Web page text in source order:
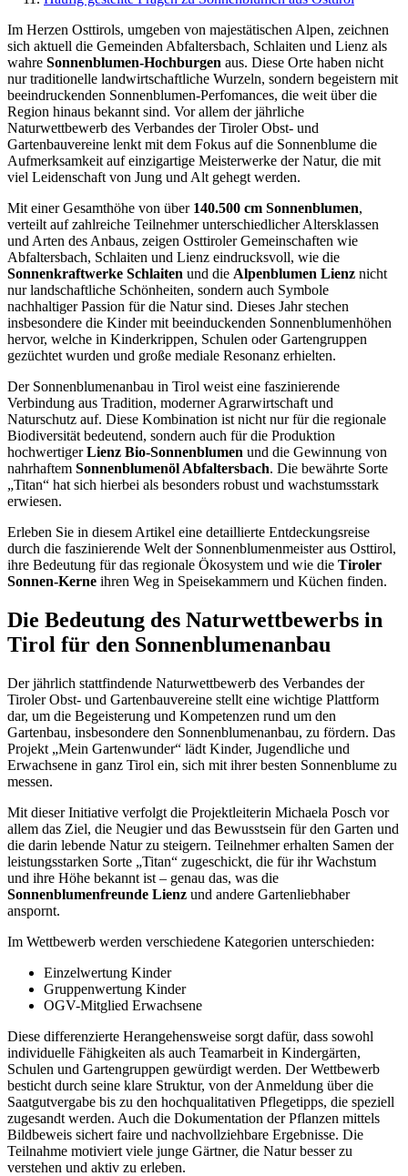
Im Herzen Osttirols, umgeben von majestätischen Alpen, zeichnen
sich aktuell die Gemeinden Abfaltersbach, Schlaiten und Lienz als
wahre Sonnenblumen-Hochburgen aus. Diese Orte haben nicht
nur traditionelle landwirtschaftliche Wurzeln, sondern begeistern mit
beeindruckenden Sonnenblumen-Perfomances, die weit über die
Region hinaus bekannt sind. Vor allem der jährliche
Naturwettbewerb des Verbandes der Tiroler Obst- und
Gartenbauvereine lenkt mit dem Fokus auf die Sonnenblume die
Aufmerksamkeit auf einzigartige Meisterwerke der Natur, die mit
viel Leidenschaft von Jung und Alt gehegt werden.
Mit einer Gesamthöhe von über 140.500 cm Sonnenblumen,
verteilt auf zahlreiche Teilnehmer unterschiedlicher Altersklassen
und Arten des Anbaus, zeigen Osttiroler Gemeinschaften wie
Abfaltersbach, Schlaiten und Lienz eindrucksvoll, wie die
Sonnenkraftwerke Schlaiten und die Alpenblumen Lienz nicht
nur landschaftliche Schönheiten, sondern auch Symbole
nachhaltiger Passion für die Natur sind. Dieses Jahr stechen
insbesondere die Kinder mit beeinduckenden Sonnenblumenhöhen
hervor, welche in Kinderkrippen, Schulen oder Gartengruppen
gezüchtet wurden und große mediale Resonanz erhielten.
Der Sonnenblumenanbau in Tirol weist eine faszinierende
Verbindung aus Tradition, moderner Agrarwirtschaft und
Naturschutz auf. Diese Kombination ist nicht nur für die regionale
Biodiversität bedeutend, sondern auch für die Produktion
hochwertigerLienz Bio-Sonnenblumen und die Gewinnung von
nahrhaftem Sonnenblumenöl Abfaltersbach. Die bewährte Sorte
„Titan“ hat sich hierbei als besonders robust und wachstumsstark
erwiesen.
Erleben Sie in diesem Artikel eine detaillierte Entdeckungsreise
durch die faszinierende Welt der Sonnenblumenmeister aus Osttirol,
ihre Bedeutung für das regionale Ökosystem und wie die Tiroler
Sonnen-Kerne ihren Weg in Speisekammern und Küchen finden.
Die Bedeutung des Naturwettbewerbs in
Tirol für den Sonnenblumenanbau
Der jährlich stattfindende Naturwettbewerb des Verbandes der
Tiroler Obst- und Gartenbauvereine stellt eine wichtige Plattform
dar, um die Begeisterung und Kompetenzen rund um den
Gartenbau, insbesondere den Sonnenblumenanbau, zu fördern. Das
Projekt „Mein Gartenwunder“ lädt Kinder, Jugendliche und
Erwachsene in ganz Tirol ein, sich mit ihrer besten Sonnenblume zu
messen.
Mit dieser Initiative verfolgt die Projektleiterin Michaela Posch vor
allem das Ziel, die Neugier und das Bewusstsein für den Garten und
die darin lebende Natur zu steigern. Teilnehmer erhalten Samen der
leistungsstarken Sorte „Titan“ zugeschickt, die für ihr Wachstum
und ihre Höhe bekannt ist – genau das, was die
Sonnenblumenfreunde Lienz und andere Gartenliebhaber
anspornt.
Im Wettbewerb werden verschiedene Kategorien unterschieden:
Einzelwertung Kinder
Gruppenwertung Kinder
OGV-Mitglied Erwachsene
Diese differenzierte Herangehensweise sorgt dafür, dass sowohl
individuelle Fähigkeiten als auch Teamarbeit in Kindergärten,
Schulen und Gartengruppen gewürdigt werden. Der Wettbewerb
besticht durch seine klare Struktur, von der Anmeldung über die
Saatgutvergabe bis zu den hochqualitativen Pflegetipps, die speziell
zugesandt werden. Auch die Dokumentation der Pflanzen mittels
Bildbeweis sichert faire und nachvollziehbare Ergebnisse. Die
Teilnahme motiviert viele junge Gärtner, die Natur besser zu
verstehen und aktiv zu erleben.